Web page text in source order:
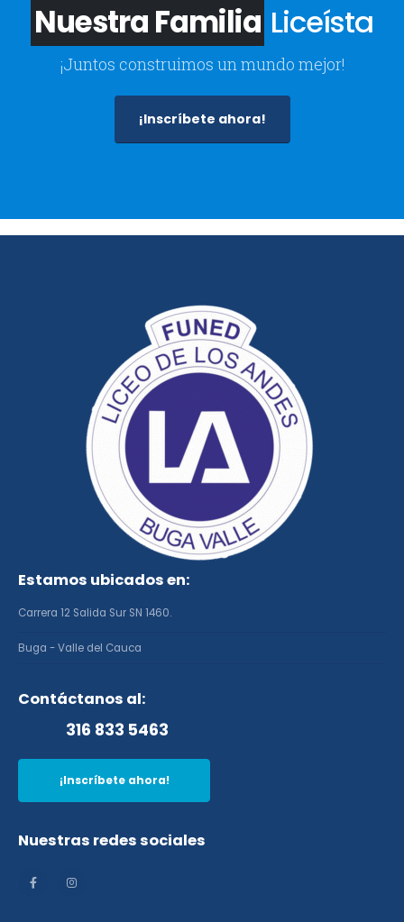
Nuestra Familia Liceísta
¡Juntos construimos un mundo mejor!
¡Inscríbete ahora!
Estamos ubicados en:
Carrera 12 Salida Sur SN 1460.
Buga - Valle del Cauca
Contáctanos al:
316 833 5463
¡Inscríbete ahora!
Nuestras redes sociales